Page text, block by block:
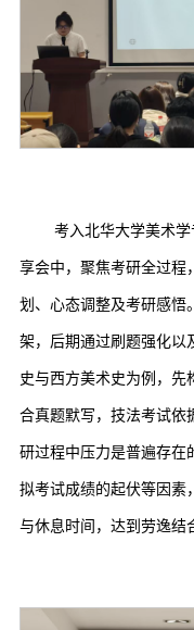
考入北华大学美术
享会中，聚焦考研全过程
划、心态调整及考研感悟
架，后期通过刷题强化以
史与西方美术史为例，先
合真题默写，技法考试依
研过程中压力是普遍存在
拟考试成绩的起伏等因素
与休息时间，达到劳逸结